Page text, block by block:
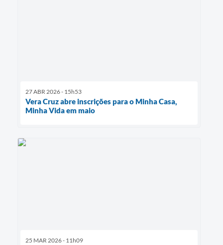
27 ABR 2026 - 15h53
Vera Cruz abre inscrições para o Minha Casa,
Minha Vida em maio
25 MAR 2026 - 11h09